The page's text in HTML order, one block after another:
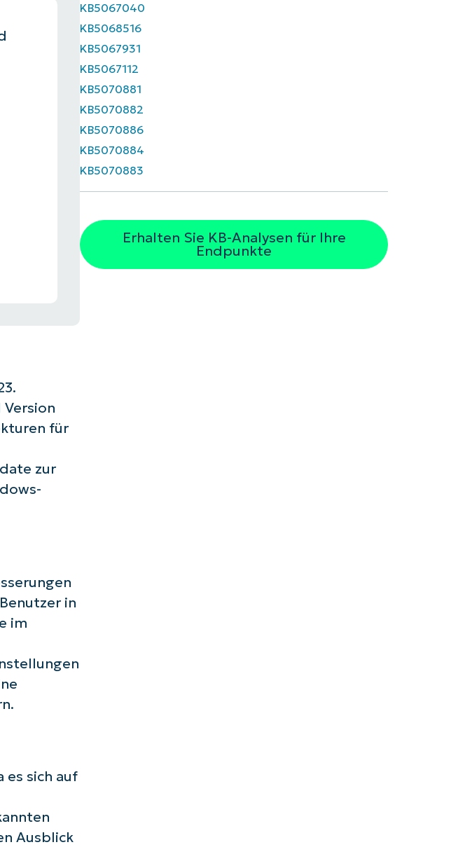
für
zur
in
im
es sich auf
Ausblick
KB5067040
KB5068516
KB5067931
KB5067112
KB5070881
KB5070882
KB5070886
KB5070884
KB5070883
Erhalten Sie KB-Analysen für Ihre
Endpunkte
KB-Analysen!